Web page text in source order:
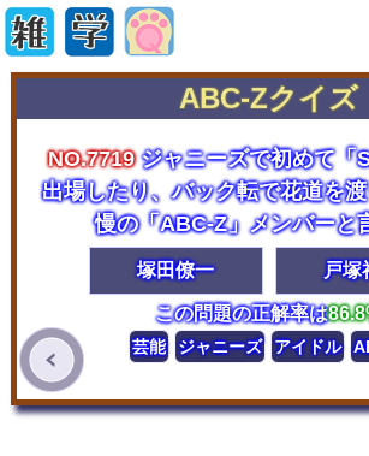
ABC-Zクイズ
NO.7719ジャニーズで初めて「
出場したり、バック転で花道を
慢の「ABC-Z」メンバーと
塚田僚一 戸塚
この問題の正解率は
芸能 ジャニーズ アイドル